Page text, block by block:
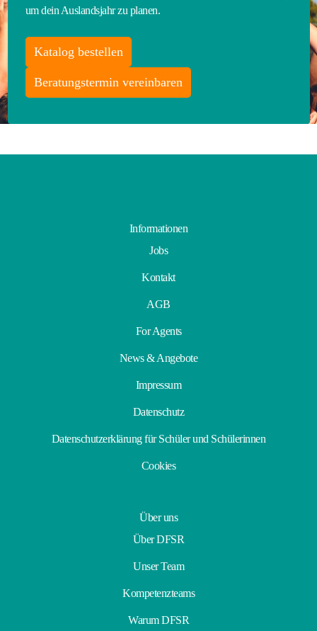
um dein Auslandsjahr zu planen.
Katalog bestellen
Beratungstermin vereinbaren
Informationen
Jobs
Kontakt
AGB
For Agents
News & Angebote
Impressum
Datenschutz
Datenschutzerklärung für Schüler und Schülerinnen
Cookies
Über uns
Über DFSR
Unser Team
Kompetenzteams
Warum DFSR